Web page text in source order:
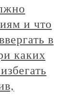
и что
в
каких